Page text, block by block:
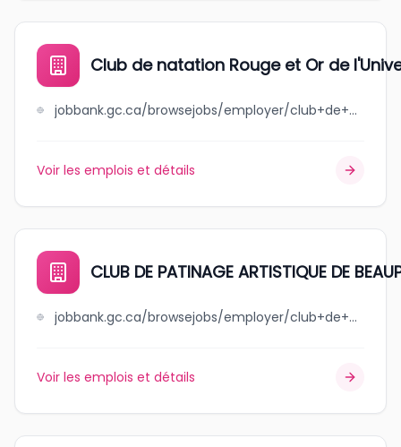
Club de natation Rouge et Or de
jobbank.gc.ca/browsejobs/employer/club+de+natation+rouge+et+or+de+l%27universit%C3%A9+laval/ca
Voir les emplois et détails
CLUB DE PATINAGE ARTISTIQUE DE
jobbank.gc.ca/browsejobs/employer/club+de+patinage+artistique+de+beauport+-+charlesbourg/ca
Voir les emplois et détails